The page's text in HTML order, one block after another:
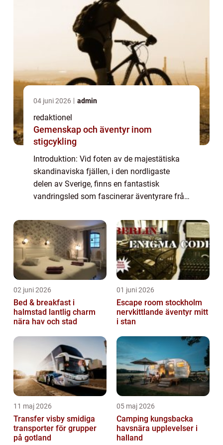
04 juni 2026 admin
redaktionel
Gemenskap och äventyr inom
stigcykling
Introduktion: Vid foten av de majestätiska
skandinaviska fjällen, i den nordligaste
delen av Sverige, finns en fantastisk
vandringsled som fascinerar äventyrare från
Denna multifacetterade vandringsled
komb...
02 juni 2026
Bed & breakfast i
halmstad lantlig charm
nära hav och stad
01 juni 2026
Escape room stockholm
nervkittlande äventyr mitt
i stan
11 maj 2026
Transfer visby smidiga
transporter för grupper
på gotland
05 maj 2026
Camping kungsbacka
havsnära upplevelser i
halland